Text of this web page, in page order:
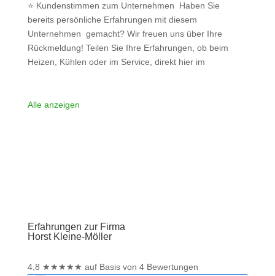
⭐ Kundenstimmen zum Unternehmen Haben Sie
bereits persönliche Erfahrungen mit diesem
Unternehmen gemacht? Wir freuen uns über Ihre
Rückmeldung! Teilen Sie Ihre Erfahrungen, ob beim
Heizen, Kühlen oder im Service, direkt hier im
Sie eine kritische Meinung äußern, so geben Sie diese
Alle anzeigen
Erfahrungen zur Firma
Horst Kleine-Möller
4,8 ★★★★★ auf Basis von 4 Bewertungen